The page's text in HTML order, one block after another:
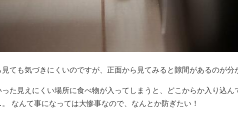
ても気づきにくいのですが、正面から見てみると隙間があるのが分
った見えにくい場所に食べ物が入ってしまうと、どこからか入り込ん
なんて事になっては大惨事なので、なんとか防ぎたい！